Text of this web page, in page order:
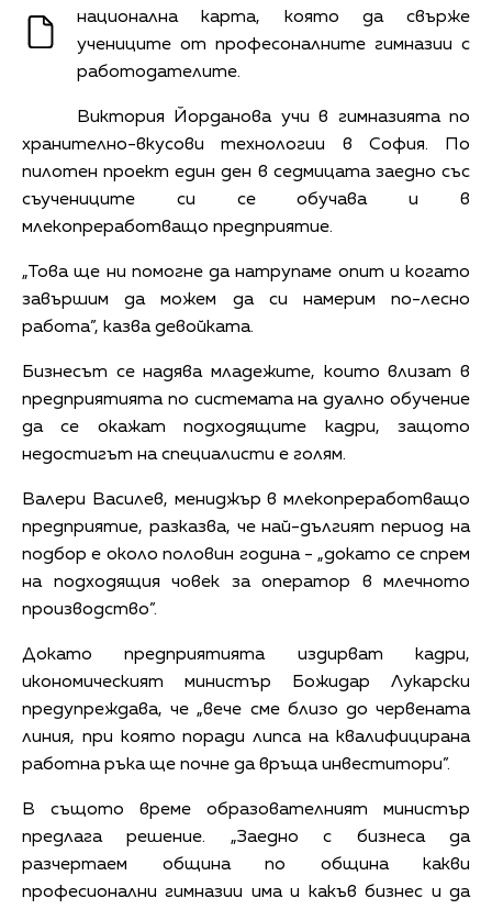
национална карта, която да свърже
учениците от професоналните гимназии с
работодателите.
Виктория Йорданова учи в гимназията по
хранително-вкусови технологии в София. По
пилотен проект един ден в седмицата заедно със
съучениците си се обучава и в
млекопреработващо предприятие.
„Това ще ни помогне да натрупаме опит и когато
завършим да можем да си намерим по-лесно
работа”, казва девойката.
Бизнесът се надява младежите, които влизат в
предприятията по системата на дуално обучение
да се окажат подходящите кадри, защото
недостигът на специалисти е голям.
Валери Василев, мениджър в млекопреработващо
предприятие, разказва, че най-дългият период на
подбор е около половин година - „докато се спрем
на подходящия човек за оператор в млечното
производство”.
Докато предприятията издирват кадри,
икономическият министър Божидар Лукарски
предупреждава, че „вече сме близо до червената
линия, при която поради липса на квалифицирана
работна ръка ще почне да връща инвеститори”.
В същото време образователният министър
предлага решение. „Заедно с бизнеса да
разчертаем община по община какви
професионални гимназии има и какъв бизнес и да